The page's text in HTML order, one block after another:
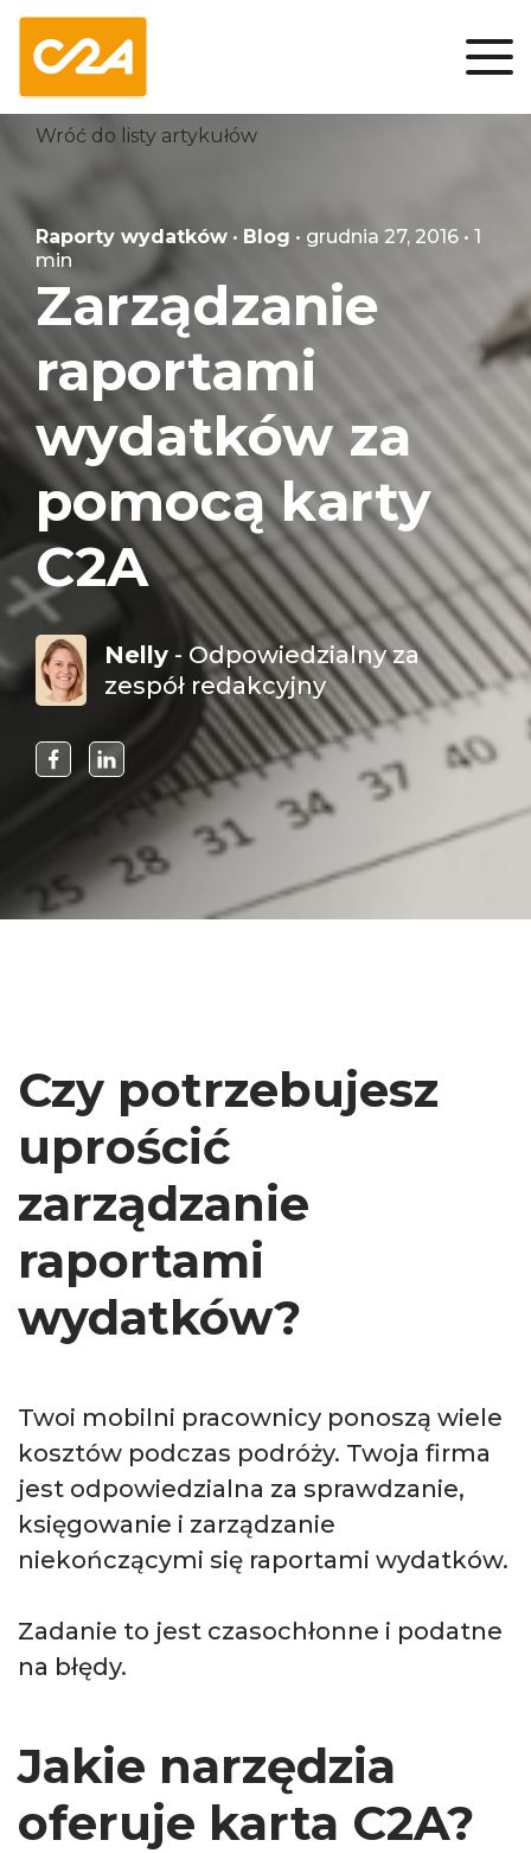
Wróć do listy artykułów
Raporty wydatków • Blog • grudnia 27, 2016 • 1
min
Zarządzanie
raportami
wydatków za
pomocą karty
C2A
Nelly - Odpowiedzialny za
zespół redakcyjny
Czy potrzebujesz
uprościć
zarządzanie
raportami
wydatków?
Twoi mobilni pracownicy ponoszą wiele
kosztów podczas podróży. Twoja firma
jest odpowiedzialna za sprawdzanie,
księgowanie i zarządzanie
niekończącymi się raportami wydatków.
Zadanie to jest czasochłonne i podatne
na błędy.
Jakie narzędzia
oferuje karta C2A?